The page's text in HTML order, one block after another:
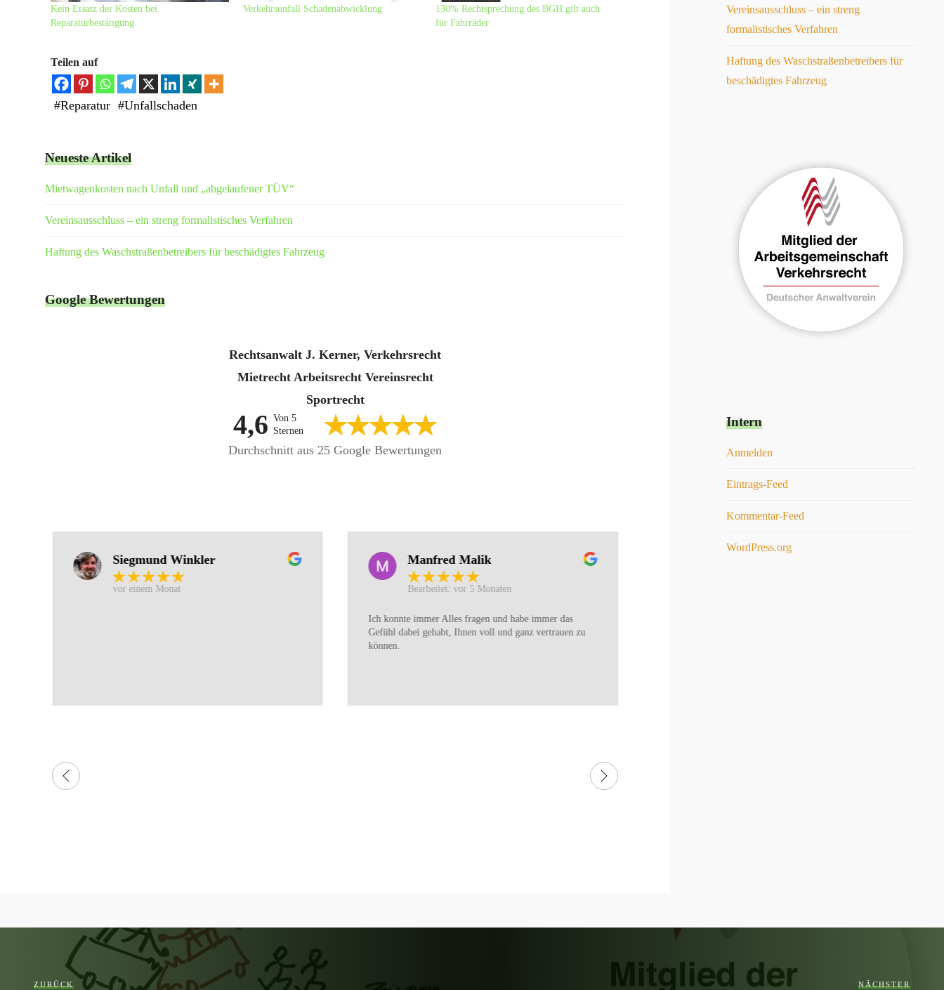
Kein Ersatz der Kosten bei
Reparaturbestätigung
Verkehrsunfall Schadenabwicklung
130% Rechtsprechung des BGH gilt auch
für Fahrräder
Teilen auf
#Reparatur #Unfallschaden
Neueste Artikel
Mietwagenkosten nach Unfall und „abgelaufener TÜV“
Vereinsausschluss – ein streng formalistisches Verfahren
Haftung des Waschstraßenbetreibers für beschädigtes Fahrzeug
Google Bewertungen
Rechtsanwalt J. Kerner, Verkehrsrecht
Mietrecht Arbeitsrecht Vereinsrecht
Sportrecht
4,6 Von 5
Sternen
Durchschnitt aus 25 Google Bewertungen
Siegmund Winkler
vor einem Monat
Manfred Malik
Bearbeitet: vor 5 Monaten
Ich konnte immer Alles fragen und habe immer das
Gefühl dabei gehabt, Ihnen voll und ganz vertrauen zu
können.
Vereinsausschluss – ein streng
formalistisches Verfahren
Haftung des Waschstraßenbetreibers für
beschädigtes Fahrzeug
Intern
Anmelden
Eintrags-Feed
Kommentar-Feed
WordPress.org
ZURÜCK NÄCHSTER